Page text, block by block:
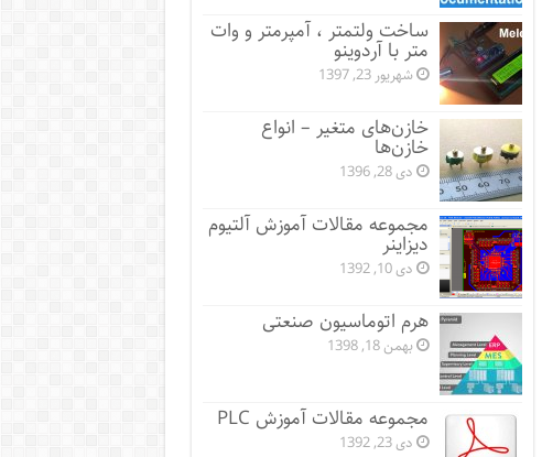
ساخت ولتمتر ، آمپرمتر و وات
متر با آردوینو
شهریور 23, 1397
خازن‌های متغیر – انواع
خازن‌ها
دی 28, 1396
مجموعه مقالات آموزش آلتیوم
دیزاینر
دی 10, 1392
هرم اتوماسیون صنعتی
بهمن 18, 1398
مجموعه مقالات آموزش PLC
دی 23, 1392